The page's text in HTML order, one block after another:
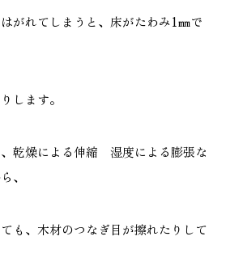
053-430-5123
がれてしまうと、床がたわみ1㎜で
します。
乾燥による伸縮 湿度による膨張な
、
も、木材のつなぎ目が擦れたりして